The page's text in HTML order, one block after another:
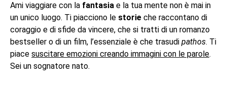
Ami viaggiare con la fantasia e la tua mente non è mai in
un unico luogo. Ti piacciono le storie che raccontano di
coraggio e di sfide da vincere, che si tratti di un romanzo
bestseller o di un film, l’essenziale è che trasudi pathos. Ti
piace suscitare emozioni creando immagini con le parole.
Sei un sognatore nato.